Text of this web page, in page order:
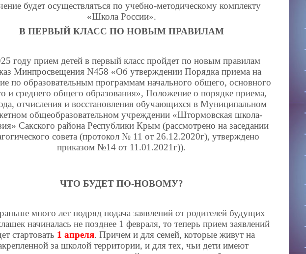
будет осуществляться по учебно-методическому комплекту
«Школа России».
В ПЕРВЫЙ КЛАСС ПО НОВЫМ ПРАВИЛАМ
году прием детей в первый класс пройдет по новым правилам
Минпросвещения N458 «Об утверждении Порядка приема на
по образовательным программам начального общего, основного
и среднего общего образования», Положение о порядке приема,
отчисления и восстановления обучающихся в Муниципальном
общеобразовательном учреждении «Штормовская школа-
Сакского района Республики Крым (рассмотрено на заседании
совета (протокол № 11 от 26.12.2020г), утверждено
приказом №14 от 11.01.2021г)).
ЧТО БУДЕТ ПО-НОВОМУ?
много лет подряд подача заявлений от родителей будущих
начиналась не позднее 1 февраля, то теперь прием заявлений
стартовать 1 апреля. Причем и для семей, которые живут на
за школой территории, и для тех, чьи дети имеют